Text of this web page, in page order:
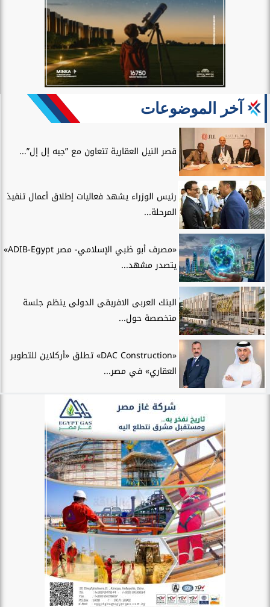
آخر الموضوعات
قصر النيل العقارية تتعاون مع ”جيه إل إل”...
رئيس الوزراء يشهد فعاليات إطلاق أعمال تنفيذ
المرحلة...
«مصرف أبو ظبي الإسلامي- مصر ADIB-Egypt»
يتصدر مشهد...
البنك العربى الافريقى الدولى ينظم جلسة
متخصصة حول...
«DAC Construction» تطلق «أركلاين للتطوير
العقاري» في مصر...